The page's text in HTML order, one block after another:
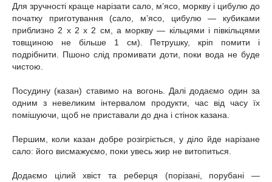
Для зручності краще нарізати сало, м’ясо, моркву і цибулю до
початку приготування (сало, м’ясо, цибулю — кубиками
приблизно 2 х 2 х 2 см, а моркву — кільцями і півкільцями
товщиною не більше 1 см). Петрушку, кріп помити і
подрібнити. Пшоно слід промивати доти, поки вода не буде
чистою.
Посудину (казан) ставимо на вогонь. Далі додаємо один за
одним з невеликим інтервалом продукти, час від часу їх
помішуючи, щоб не приставали до дна і стінок казана.
Першим, коли казан добре розігріється, у діло йде нарізане
сало: його висмажуємо, поки увесь жир не витопиться.
Додаємо цілий хвіст та реберця (порізані, порубані —